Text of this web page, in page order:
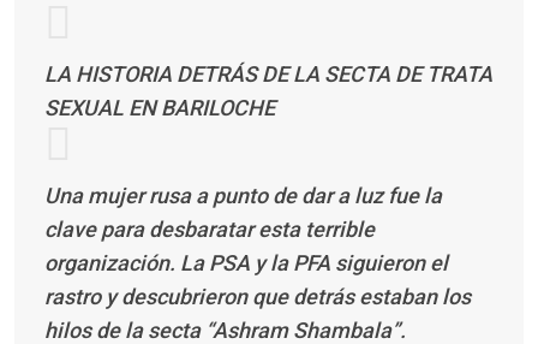
LA HISTORIA DETRÁS DE LA SECTA DE TRATA
SEXUAL EN BARILOCHE
Una mujer rusa a punto de dar a luz fue la
clave para desbaratar esta terrible
organización. La PSA y la PFA siguieron el
rastro y descubrieron que detrás estaban los
hilos de la secta “Ashram Shambala”.